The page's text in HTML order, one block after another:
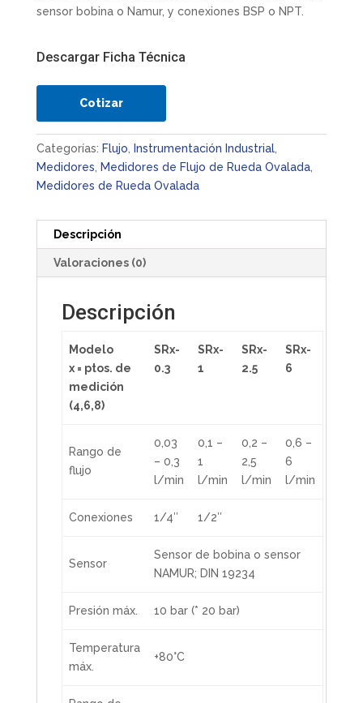
sensor bobina o Namur, y conexiones BSP o NPT.
Descargar Ficha Técnica
Cotizar
Categorías: Flujo Instrumentación Industrial,
Medidores
Medidores de Flujo de Rueda Ovalada,
Medidores de Rueda Ovalada
Descripción
Valoraciones (0)
Descripción
Modelo
x = ptos. de
medición
(4,6,8)
SRx-
0.3
SRx-
1
SRx-
2.5
SRx-
6
Rango de
flujo
0,03
– 0,3
l/min
0,1 –
1
l/min
0,2 –
2,5
l/min
0,6 –
6
l/min
Conexiones 1/4″ 1/2″
Sensor
Sensor de bobina o sensor
NAMUR; DIN 19234
Presión máx. 10 bar (* 20 bar)
Temperatura
máx.
+80°C